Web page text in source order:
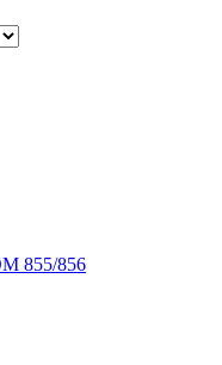
855/856